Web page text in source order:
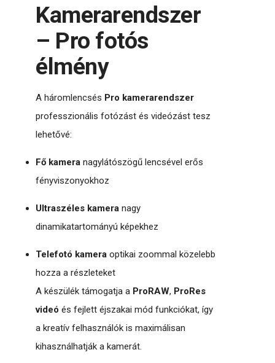
Kamera­rendszer
– Pro fotós
élmény
A háromlencsés Pro kamerarendszer
professzionális fotózást és videózást tesz
lehetővé:
Fő kamera nagylátószögű lencsével erős
fényviszonyokhoz
Ultraszéles kamera nagy
dinamikatartományú képekhez
Telefotó kamera optikai zoommal közelebb
hozza a részleteket
A készülék támogatja a ProRAW, ProRes
videó és fejlett éjszakai mód funkciókat, így
a kreatív felhasználók is maximálisan
kihasználhatják a kamerát.